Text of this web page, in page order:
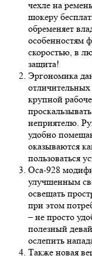
чехле на
шокеру
обременяет
особенностям
скоростью, в
защита!
Эргономика
отличительных
крупной
неприятелю.
удобно
оказываются
пользоваться
Оса-928
улучшенным
освещать
при этом
– не просто
полезный
ослепить
Также новая